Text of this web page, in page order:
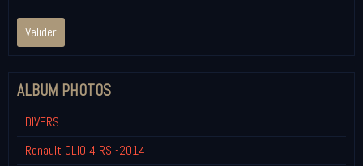
Valider
ALBUM PHOTOS
DIVERS
Renault CLIO 4 RS -2014